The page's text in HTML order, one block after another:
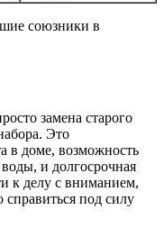
союзники в
замена старого
Это
в доме, возможность
и долгосрочная
к делу с вниманием,
под силу